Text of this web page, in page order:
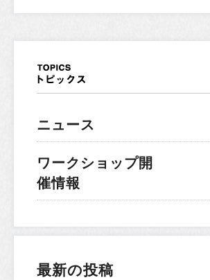
ニュース
ワークショップ開
催情報
最新の投稿